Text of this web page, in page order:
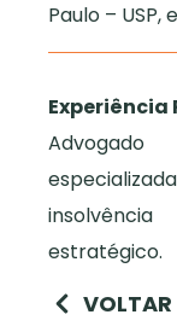
Paulo – USP,
Experiência
estratégico.
VOLTAR